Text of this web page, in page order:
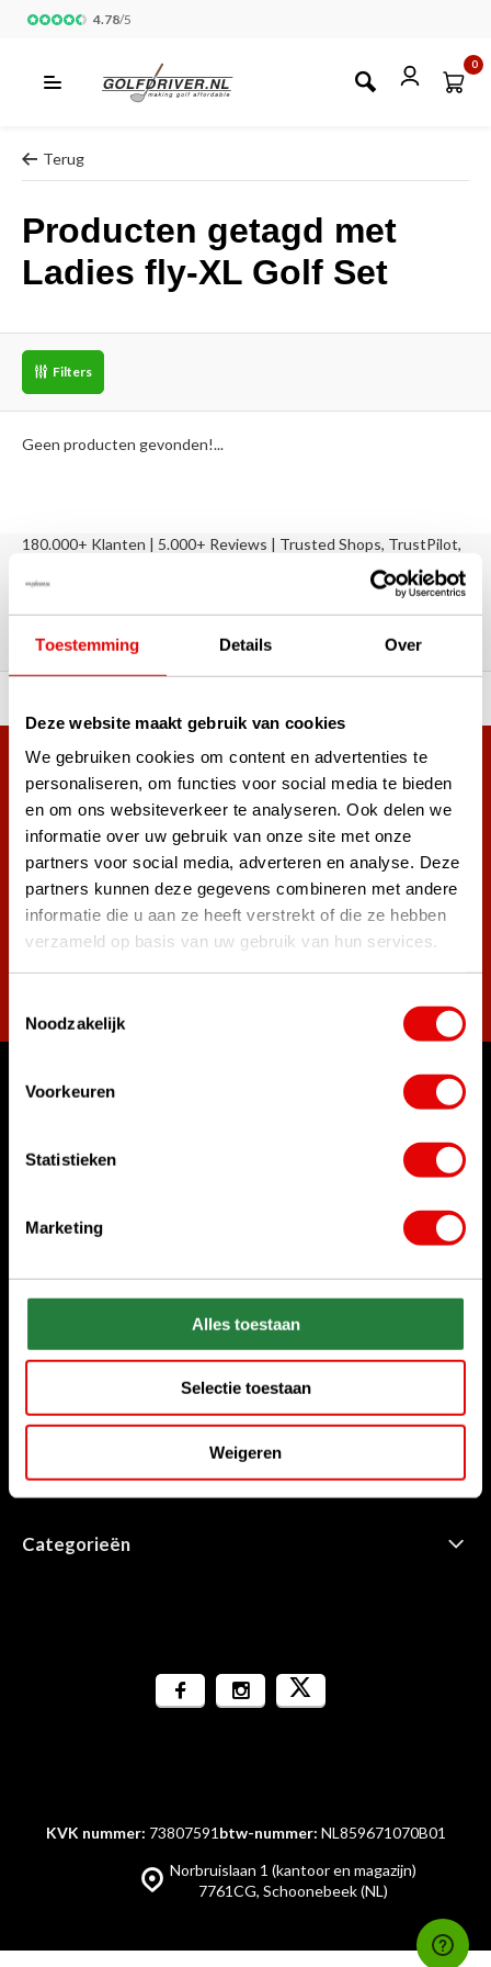
Toestemming Details Over
Deze website maakt gebruik van cookies
We gebruiken cookies om content en advertenties te
personaliseren, om functies voor social media te bieden
en om ons websiteverkeer te analyseren. Ook delen we
informatie over uw gebruik van onze site met onze
partners voor social media, adverteren en analyse. Deze
partners kunnen deze gegevens combineren met andere
informatie die u aan ze heeft verstrekt of die ze hebben
verzameld op basis van uw gebruik van hun services.
Noodzakelijk
Voorkeuren
Statistieken
Marketing
Alles toestaan
Selectie toestaan
Weigeren
4.78/5
0
Terug
Producten getagd met
Ladies fly-XL Golf Set
Filters
Geen producten gevonden!...
180.000+ Klanten | 5.000+ Reviews | Trusted Shops, TrustPilot,
Reviews: Onze klanten aan het
woord
Meer dan 38.000 klanten hebben zich al
aangemeld.
Word ook lid van de nieuwsbrief en mis nooit meer de beste
golf aanbiedingen!
Waar kunnen we u mee helpen?
Bel ons gerust
Chat met ons
Stuur ons een e-mail
sales@golfdriver.nl
Klantenservice
Informatie
Categorieën
Norbruislaan 1 (kantoor en magazijn)
7761CG, Schoonebeek (NL)
KVK nummer: 73807591 btw-nummer: NL859671070B01